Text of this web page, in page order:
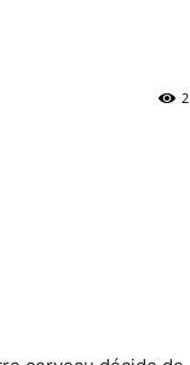
2